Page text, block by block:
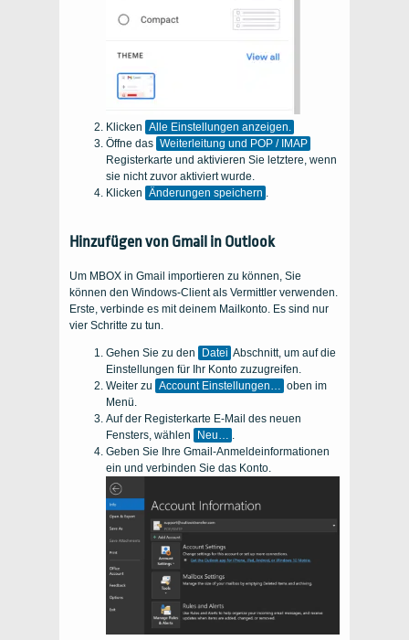
Klicken Alle Einstellungen anzeigen.
Öffne das Weiterleitung und POP / IMAP
Registerkarte und aktivieren Sie letztere, wenn
sie nicht zuvor aktiviert wurde.
Klicken Änderungen speichern .
Hinzufügen von Gmail in Outlook
Um MBOX in Gmail importieren zu können, Sie
können den Windows-Client als Vermittler verwenden.
Erste, verbinde es mit deinem Mailkonto. Es sind nur
vier Schritte zu tun.
Gehen Sie zu den Datei Abschnitt, um auf die
Einstellungen für Ihr Konto zuzugreifen.
Weiter zu Account Einstellungen… oben im
Menü.
Auf der Registerkarte E-Mail des neuen
Fensters, wählen
Neu… .
Geben Sie Ihre Gmail-Anmeldeinformationen
ein und verbinden Sie das Konto.